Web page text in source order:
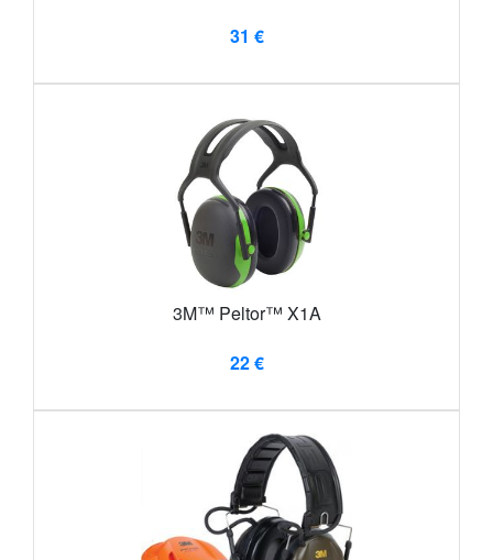
31 €
3M™ Peltor™ X1A
22 €